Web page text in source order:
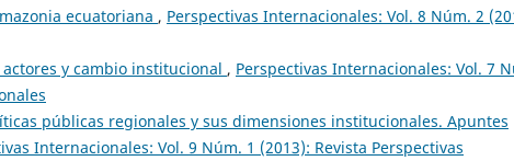
ecuatoriana , Perspectivas Internacionales: Vol. 8 Núm. 2
y cambio institucional , Perspectivas Internacionales: Vol. 7
públicas regionales y sus dimensiones institucionales. Apuntes
Internacionales: Vol. 9 Núm. 1 (2013): Revista Perspectivas